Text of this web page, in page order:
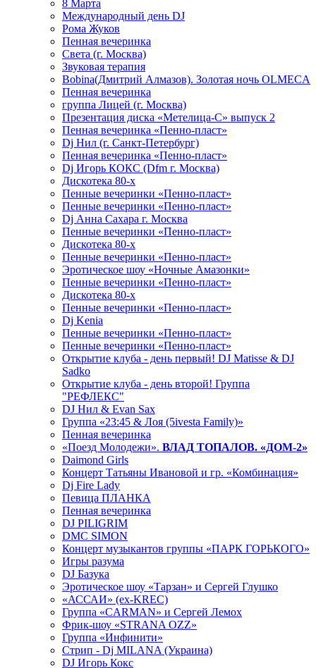
8 Марта
Международный день DJ
Рома Жуков
Пенная вечеринка
Света (г. Москва)
Звуковая терапия
Bobina(Дмитрий Алмазов). Золотая ночь OLMECA
Пенная вечеринка
группа Лицей (г. Москва)
Презентация диска «Метелица-С» выпуск 2
Пенная вечеринка «Пенно-пласт»
Dj Нил (г. Санкт-Петербург)
Пенная вечеринка «Пенно-пласт»
Dj Игорь КОКС (Dfm г. Москва)
Дискотека 80-х
Пенные вечеринки «Пенно-пласт»
Пенные вечеринки «Пенно-пласт»
Dj Анна Сахара г. Москва
Пенные вечеринки «Пенно-пласт»
Дискотека 80-х
Пенные вечеринки «Пенно-пласт»
Эротическое шоу «Ночные Амазонки»
Пенные вечеринки «Пенно-пласт»
Дискотека 80-х
Пенные вечеринки «Пенно-пласт»
Dj Kenia
Пенные вечеринки «Пенно-пласт»
Пенные вечеринки «Пенно-пласт»
Открытие клуба - день первый! DJ Matisse & DJ
Sadko
Открытие клуба - день второй! Группа
"РЕФЛЕКС"
DJ Нил & Evan Sax
Группа «23:45 & Лоя (5ivesta Family)»
Пенная вечеринка
«Поезд Молодежи». ВЛАД ТОПАЛОВ. «ДОМ-2»
Daimond Girls
Концерт Татьяны Ивановой и гр. «Комбинация»
Dj Fire Lady
Певица ПЛАНКА
Пенная вечеринка
DJ PILIGRIM
DMC SIMON
Концерт музыкантов группы «ПАРК ГОРЬКОГО»
Игры разума
DJ Базука
Эротическое шоу «Тарзан» и Сергей Глушко
«АССАИ» (ex-KREC)
Группа «CARMAN» и Сергей Лемох
Фрик-шоу «STRANA OZZ»
Группа «Инфинити»
Стрип - Dj MILANA (Украина)
DJ Игорь Кокс